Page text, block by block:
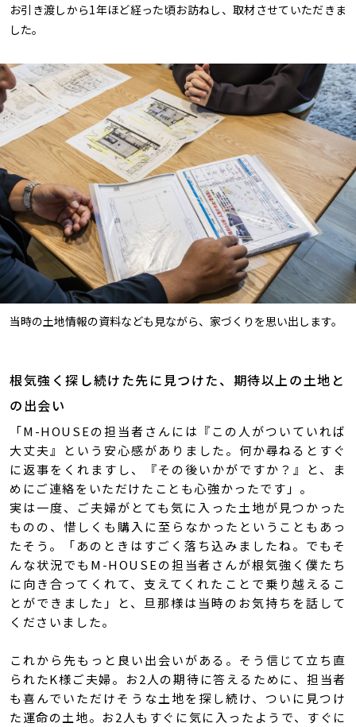
お引き渡しから1年ほど経った頃お訪ねし、取材させていただきま
した。
当時の土地情報の資料なども見ながら、家づくりを思い出します。
根気強く探し続けた先に見つけた、期待以上の土地と
の出会い
「M-HOUSEの担当者さんには『この人がついていれば
大丈夫』という安心感がありました。何か尋ねるとすぐ
に返事をくれますし、『その後いかがですか？』と、ま
めにご連絡をいただけたことも心強かったです」。
実は一度、ご夫婦がとても気に入った土地が見つかった
ものの、惜しくも購入に至らなかったということもあっ
たそう。「あのときはすごく落ち込みましたね。でもそ
んな状況でもM-HOUSEの担当者さんが根気強く僕たち
に向き合ってくれて、支えてくれたことで乗り越えるこ
とができました」と、旦那様は当時のお気持ちを話して
くださいました。
これから先もっと良い出会いがある。そう信じて立ち直
られたK様ご夫婦。お2人の期待に答えるために、担当者
も喜んでいただけそうな土地を探し続け、ついに見つけ
た運命の土地。お2人もすぐに気に入ったようで、すぐに